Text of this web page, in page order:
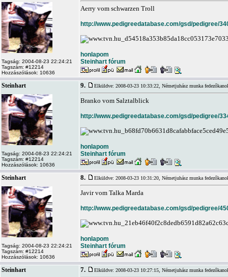
Tagság: 2004-08-23 22:24:21
Tagszám: #12214
Hozzászólások: 10636
Aerry vom schwarzen Troll
http://www.pedigreedatabase.com/gsd/pedigree/
honlapom
Steinhart fórum
Steinhart
Tagság: 2004-08-23 22:24:21
Tagszám: #12214
Hozzászólások: 10636
9. Elküldve: 2008-03-23 10:33:22, Németjuhász munka
Branko vom Salztalblick
http://www.pedigreedatabase.com/gsd/pedigree/
honlapom
Steinhart fórum
Steinhart
Tagság: 2004-08-23 22:24:21
Tagszám: #12214
Hozzászólások: 10636
8. Elküldve: 2008-03-23 10:31:20, Németjuhász munka
Javir vom Talka Marda
http://www.pedigreedatabase.com/gsd/pedigree/
honlapom
Steinhart fórum
Steinhart 7. Elküldve: 2008-03-23 10:27:15, Németjuhász munka